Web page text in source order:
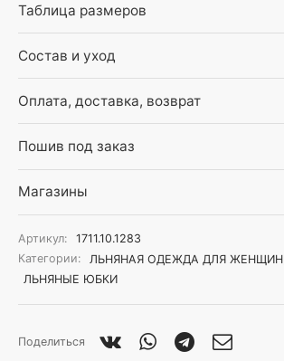
Таблица размеров
Состав и уход
Оплата, доставка, возврат
Пошив под заказ
Магазины
Артикул:
1711.10.1283
Категории:
ЛЬНЯНАЯ ОДЕЖДА ДЛЯ ЖЕНЩИН
ЛЬНЯНЫЕ ЮБКИ
Поделиться